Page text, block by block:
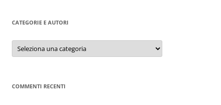
CATEGORIE E AUTORI
Categorie
autori
COMMENTI RECENTI